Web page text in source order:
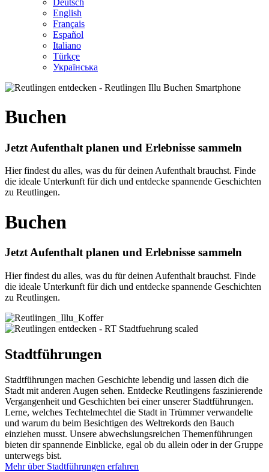
English
Français
Español
Italiano
Türkçe
Українська
Buchen
Jetzt Aufenthalt planen und Erlebnisse sammeln
Hier findest du alles, was du für deinen Aufenthalt brauchst. Finde
die ideale Unterkunft für dich und entdecke spannende Geschichten
zu Reutlingen.
Buchen
Jetzt Aufenthalt planen und Erlebnisse sammeln
Hier findest du alles, was du für deinen Aufenthalt brauchst. Finde
die ideale Unterkunft für dich und entdecke spannende Geschichten
zu Reutlingen.
Stadtführungen
Stadtführungen machen Geschichte lebendig und lassen dich die
Stadt mit anderen Augen sehen. Entdecke Reutlingens faszinierende
Vergangenheit und Geschichten bei einer unserer Stadtführungen.
Lerne, welches Techtelmechtel die Stadt in Trümmer verwandelte
und warum du beim Besichtigen des Weltrekords den Bauch
einziehen musst. Unsere abwechslungsreichen Themenführungen
bieten dir spannende Einblicke, egal ob du allein oder in der Gruppe
unterwegs bist.
Mehr über Stadtführungen erfahren